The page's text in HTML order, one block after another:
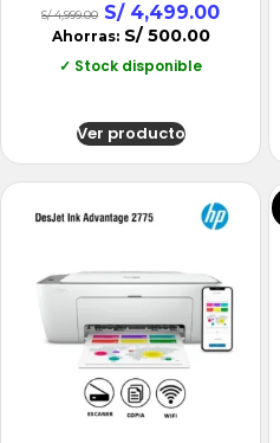
S/4,999.00 S/4,499.00
Ahorras: S/500.00
✓ Stock disponible
Ver producto